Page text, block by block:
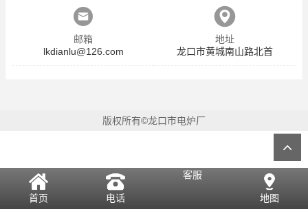
邮箱
lkdianlu@126.com
地址
龙口市黄城南山路北首
版权所有©龙口市电炉厂
首页 电话
客服
地图